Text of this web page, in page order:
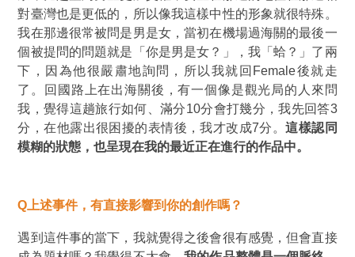
對臺灣也是更低的，所以像我這樣中性的形象就很特殊。
我在那邊很常被問是男是女，當初在機場過海關的最後一
個被提問的問題就是「你是男是女？」，我「蛤？」了兩
下，因為他很嚴肅地詢問，所以我就回Female後就走
了。回國路上在出海關後，有一個像是觀光局的人來問
我，覺得這趟旅行如何、滿分10分會打幾分，我先回答3
分，在他露出很困擾的表情後，我才改成7分。這樣認同
模糊的狀態，也呈現在我的最近正在進行的作品中。
Q上述事件，有直接影響到你的創作嗎？
遇到這件事的當下，我就覺得之後會很有感覺，但會直接